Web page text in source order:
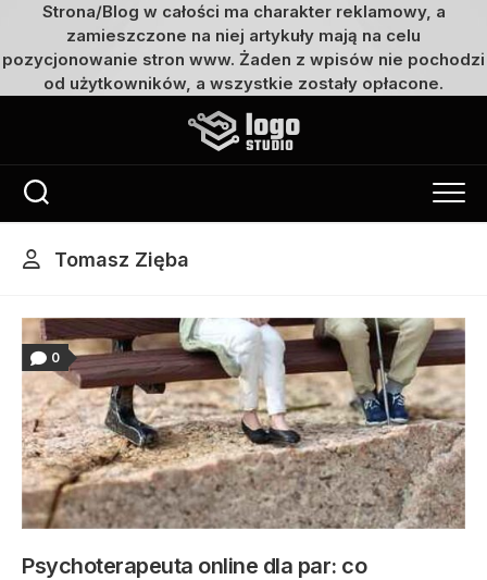
Strona/Blog w całości ma charakter reklamowy, a
zamieszczone na niej artykuły mają na celu
pozycjonowanie stron www. Żaden z wpisów nie pochodzi
od użytkowników, a wszystkie zostały opłacone.
Tomasz Zięba
0
Psychoterapeuta online dla par: co